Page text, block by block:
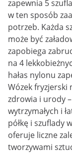
zapewnia 5
w ten sposób
potrzeb. Każda
może być
zapobiega
na 4
hałas nylonu
Wózek fryzjerski
zdrowia i urody
wytrzymałych i
półkę i szuflady
oferuje liczne
tworzywami